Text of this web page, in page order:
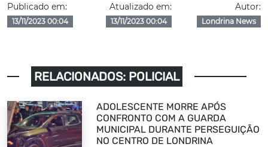
Publicado em:
13/11/2023 00:04
Atualizado em:
13/11/2023 00:04
Autor:
Londrina News
RELACIONADOS: POLICIAL
ADOLESCENTE MORRE APÓS
CONFRONTO COM A GUARDA
MUNICIPAL DURANTE PERSEGUIÇÃO
NO CENTRO DE LONDRINA